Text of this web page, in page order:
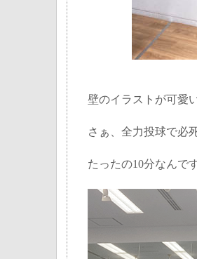
壁のイラストが可愛
さぁ、全力投球で必
たったの10分なんで